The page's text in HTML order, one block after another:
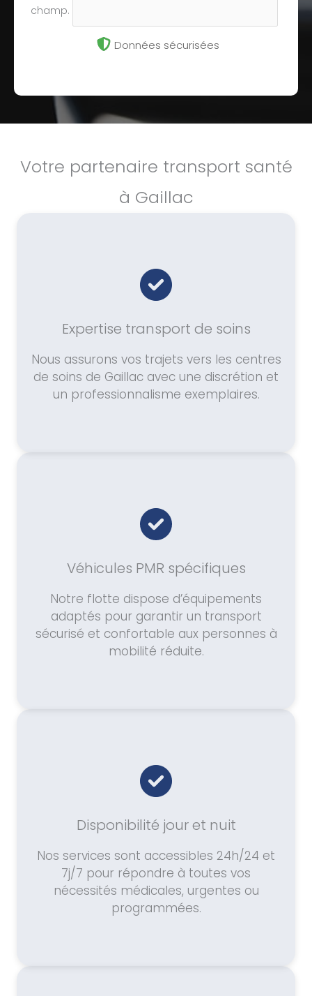
champ.
Données sécurisées
Votre partenaire transport santé
à Gaillac
Expertise transport de soins
Nous assurons vos trajets vers les centres
de soins de Gaillac avec une discrétion et
un professionnalisme exemplaires.
Véhicules PMR spécifiques
Notre flotte dispose d’équipements
adaptés pour garantir un transport
sécurisé et confortable aux personnes à
mobilité réduite.
Disponibilité jour et nuit
Nos services sont accessibles 24h/24 et
7j/7 pour répondre à toutes vos
nécessités médicales, urgentes ou
programmées.